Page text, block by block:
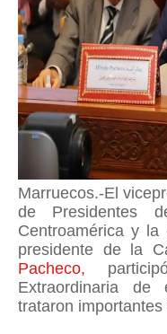
Marruecos.-El
de Presidentes
Centroamérica y
presidente de la
Pacheco,
Extraordinaria
trataron importantes